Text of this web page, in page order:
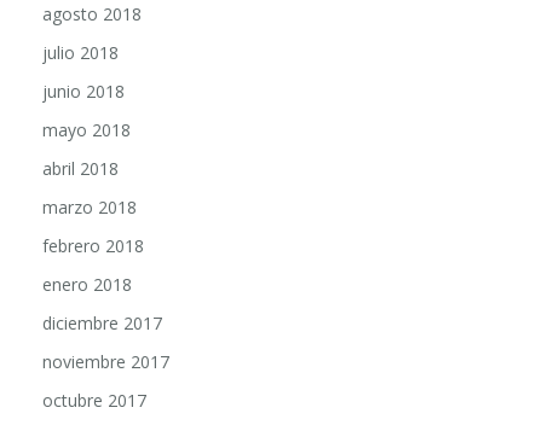
agosto 2018
julio 2018
junio 2018
mayo 2018
abril 2018
marzo 2018
febrero 2018
enero 2018
diciembre 2017
noviembre 2017
octubre 2017